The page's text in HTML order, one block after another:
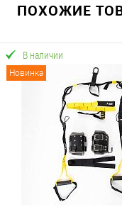
ПОХОЖИЕ
Новинка
В наличии